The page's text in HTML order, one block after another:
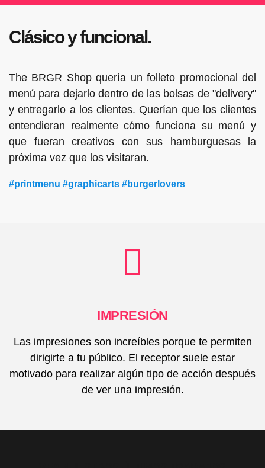
Clásico y funcional.
The BRGR Shop quería un folleto promocional del
menú para dejarlo dentro de las bolsas de "delivery"
y entregarlo a los clientes. Querían que los clientes
entendieran realmente cómo funciona su menú y
que fueran creativos con sus hamburguesas la
próxima vez que los visitaran.
#printmenu #graphicarts #burgerlovers
IMPRESIÓN
Las impresiones son increíbles porque te permiten
dirigirte a tu público. El receptor suele estar
motivado para realizar algún tipo de acción después
de ver una impresión.